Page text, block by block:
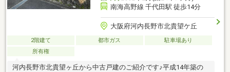
南海高野線 千代田駅 徒歩14分
大阪府河内長野市北貴望ケ丘
2階建て 都市ガス
駐車場あり
所有権
河内長野市北貴望ヶ丘から中古戸建のご紹介です♪平成14年築の